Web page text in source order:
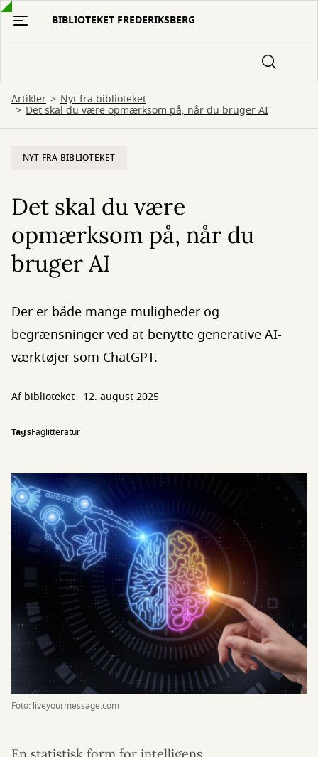
Gå
hovedindhold
BIBLIOTEKET FREDERIKSBERG
Artikler Nyt fra biblioteket
Det skal du være opmærksom på, når du bruger AI
NYT FRA BIBLIOTEKET
Det skal du være
opmærksom på, når du
bruger AI
Der er både mange muligheder og
begrænsninger ved at benytte generative AI-
værktøjer som ChatGPT.
Af biblioteket 12. august 2025
TagsFaglitteratur
Foto: liveyourmessage.com